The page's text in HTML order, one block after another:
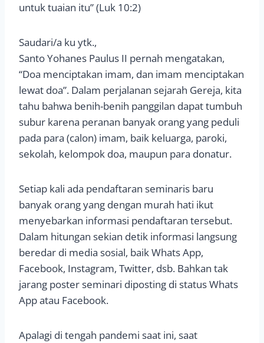
untuk tuaian itu” (Luk 10:2)
Saudari/a ku ytk.,
Santo Yohanes Paulus II pernah mengatakan,
“Doa menciptakan imam, dan imam menciptakan
lewat doa”. Dalam perjalanan sejarah Gereja, kita
tahu bahwa benih-benih panggilan dapat tumbuh
subur karena peranan banyak orang yang peduli
pada para (calon) imam, baik keluarga, paroki,
sekolah, kelompok doa, maupun para donatur.
Setiap kali ada pendaftaran seminaris baru
banyak orang yang dengan murah hati ikut
menyebarkan informasi pendaftaran tersebut.
Dalam hitungan sekian detik informasi langsung
beredar di media sosial, baik Whats App,
Facebook, Instagram, Twitter, dsb. Bahkan tak
jarang poster seminari diposting di status Whats
App atau Facebook.
Apalagi di tengah pandemi saat ini, saat